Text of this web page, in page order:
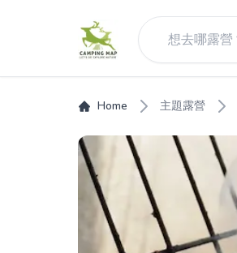
Home 主題露營